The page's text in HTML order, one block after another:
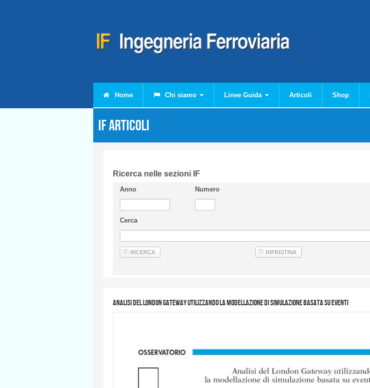
Home Chi siamo Linee Guida Articoli Shop
IF Articoli
Ricerca nelle sezioni IF
Anno Numero
Cerca
Analisi del London Gateway utilizzando la modellazione di simulazione basata su eventi